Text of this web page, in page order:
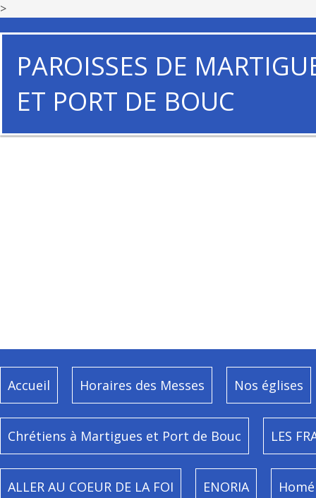
>
PAROISSES DE
ET PORT DE BOUC
Accueil Horaires des Messes Nos églises
Chrétiens à Martigues et Port de Bouc LES
ALLER AU COEUR DE LA FOI ENORIA